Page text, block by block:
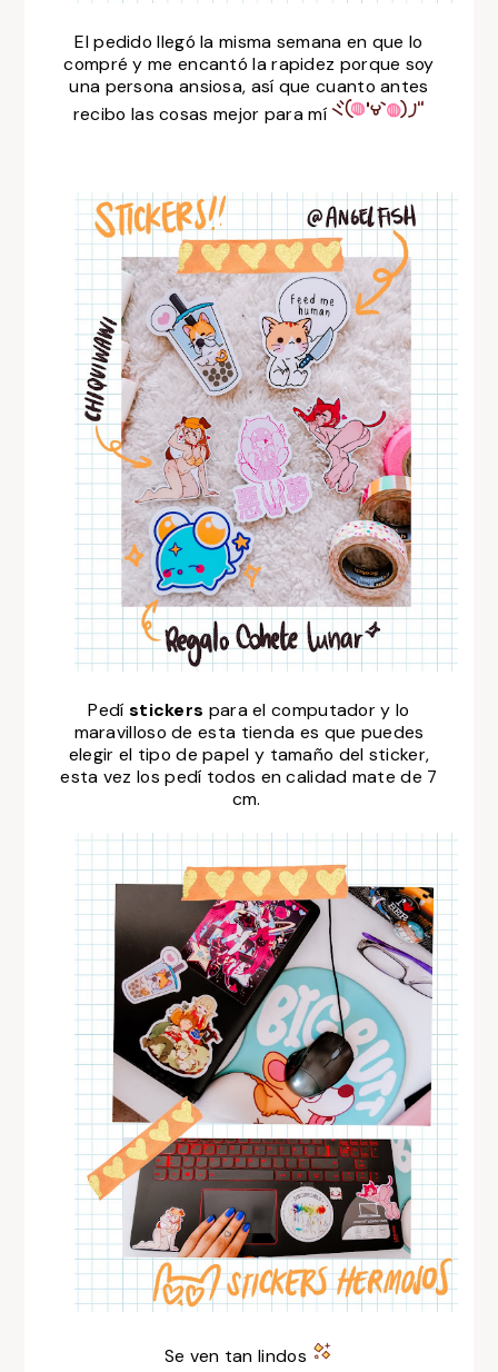
El pedido llegó la misma semana en que lo
compré y me encantó la rapidez porque soy
una persona ansiosa, así que cuanto antes
recibo las cosas mejor para mí
Pedí stickers para el computador y lo
maravilloso de esta tienda es que puedes
elegir el tipo de papel y tamaño del sticker,
esta vez los pedí todos en calidad mate de 7
cm.
Se ven tan lindos